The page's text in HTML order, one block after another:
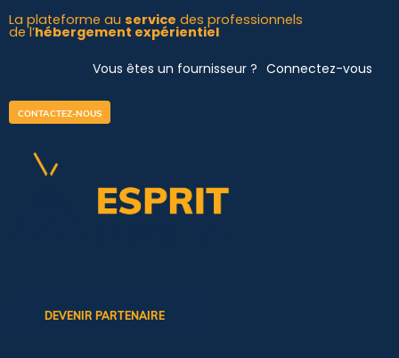
Aller
au
La plateforme au service des professionnels
de l’hébergement expérientiel
Vous êtes un fournisseur ? Connectez-vous
CONTACTEZ-NOUS
DEVENIR PARTENAIRE